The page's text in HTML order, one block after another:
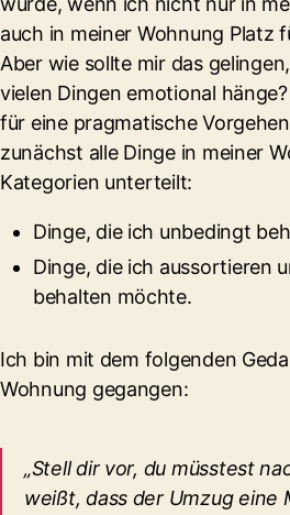
auch in meiner Wohnung Platz
Aber wie sollte mir das
vielen Dingen emotional
für eine pragmatische
zunächst alle Dinge in meiner
Kategorien unterteilt:
Dinge, die ich unbedingt
Dinge, die ich aussortieren
behalten möchte.
Ich bin mit dem folgenden
Wohnung gegangen:
„Stell dir vor, du müsstest
weißt, dass der Umzug eine